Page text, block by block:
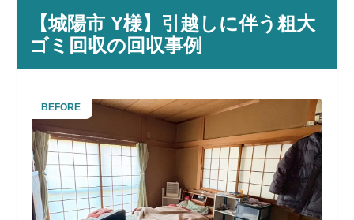
【城陽市 Y様】引越しに伴う粗大
ゴミ回収の回収事例
BEFORE